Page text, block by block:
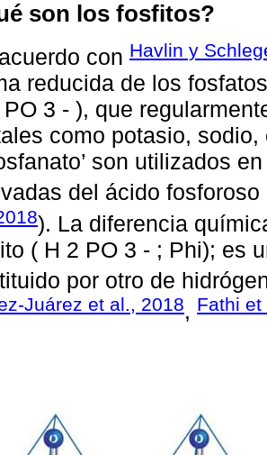
son los fosfitos?
con Havlin y
reducida de los
PO 3 - ), que
como potasio, sodio,
son utilizados
del ácido fosforoso
). La diferencia
( H 2 PO 3 - ; Phi); es
por otro de
Juárez et al., 2018, Fathi